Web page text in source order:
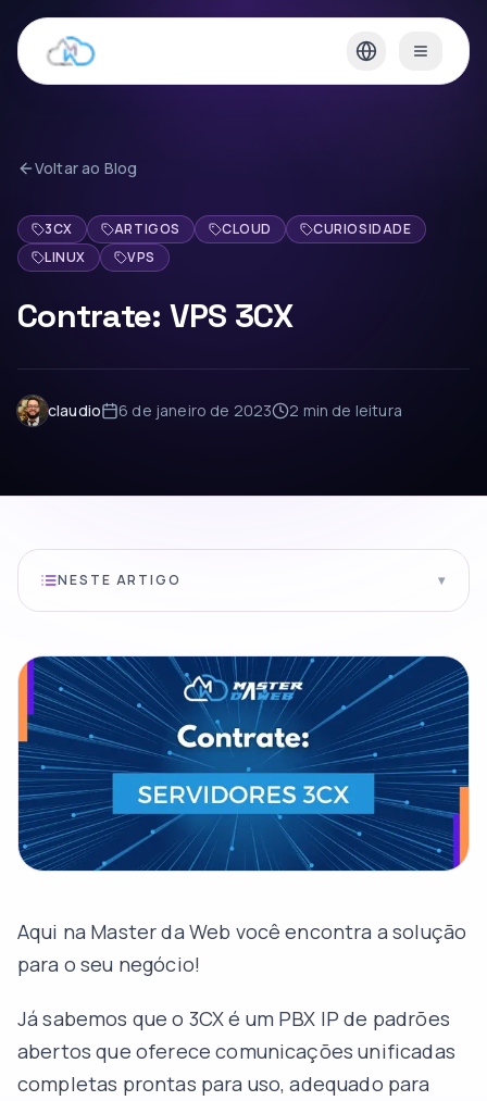
Voltar ao Blog
3CX ARTIGOS CLOUD
CURIOSIDADE
LINUX
VPS
Contrate: VPS 3CX
claudio 6 de janeiro de 2023 2 min de leitura
NESTE ARTIGO ▾
Aqui na Master da Web você encontra a solução
para o seu negócio!
Já sabemos que o 3CX é um PBX IP de padrões
abertos que oferece comunicações unificadas
completas prontas para uso, adequado para